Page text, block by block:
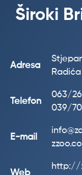
Široki
Adresa
Telefon
063/
039/
E-mail
Web
http://